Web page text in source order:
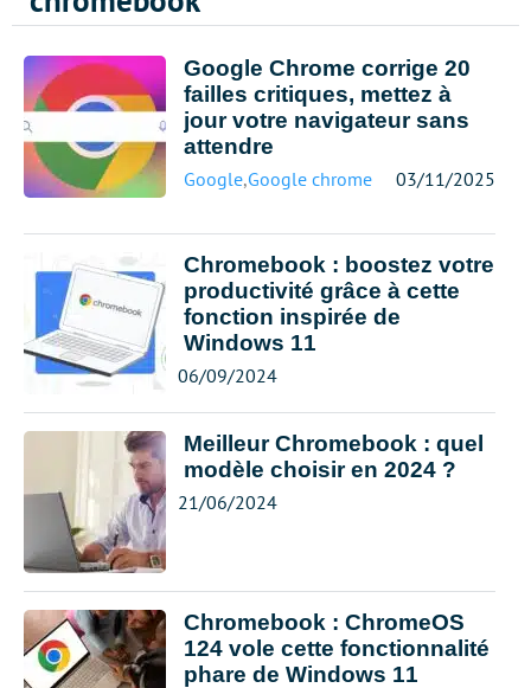
Google Chrome corrige 20
failles critiques, mettez à
jour votre navigateur sans
attendre
Google,Google chrome 03/11/2025
Chromebook : boostez votre
productivité grâce à cette
fonction inspirée de
Windows 11
06/09/2024
Meilleur Chromebook : quel
modèle choisir en 2024 ?
21/06/2024
Chromebook : ChromeOS
124 vole cette fonctionnalité
phare de Windows 11